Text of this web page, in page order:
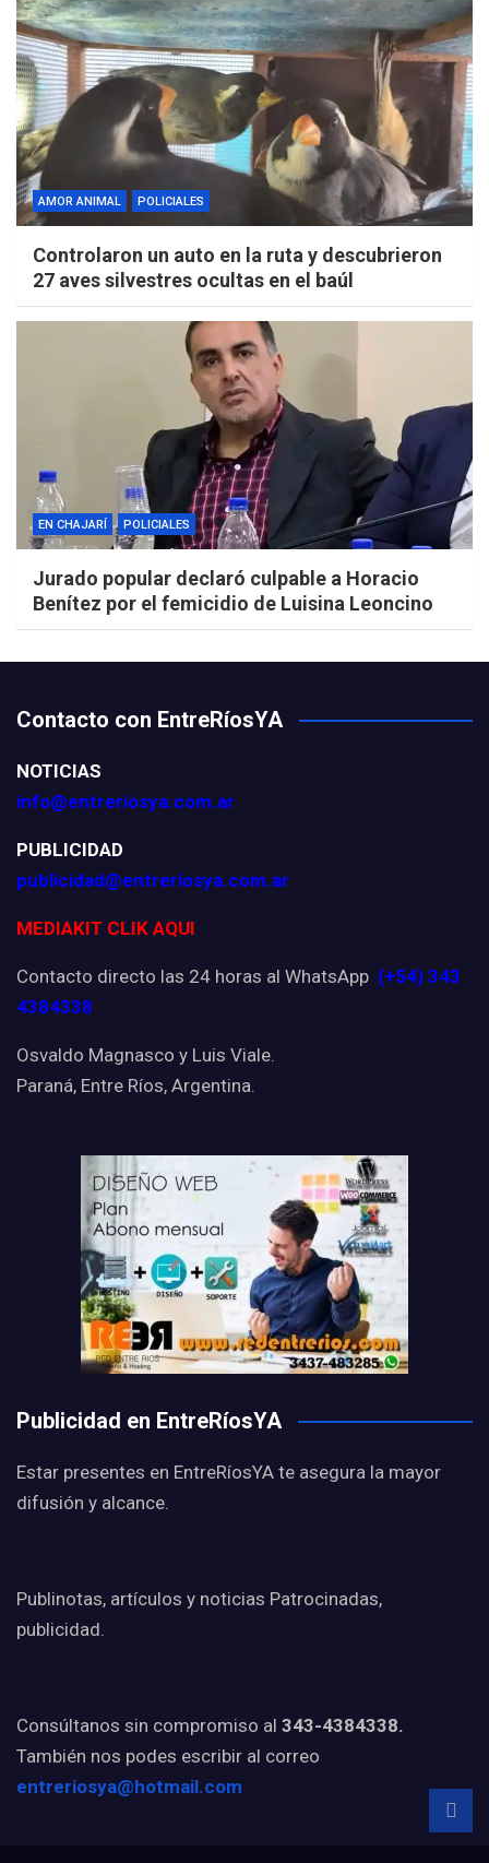
AMOR ANIMAL POLICIALES
Controlaron un auto en la ruta y descubrieron
27 aves silvestres ocultas en el baúl
EN CHAJARÍ POLICIALES
Jurado popular declaró culpable a Horacio
Benítez por el femicidio de Luisina Leoncino
Contacto con EntreRíosYA
NOTICIAS
info@entreriosya.com.ar
PUBLICIDAD
publicidad@entreriosya.com.ar
MEDIAKIT CLIK AQUI
Contacto directo las 24 horas al WhatsApp (+54) 343
4384338
Osvaldo Magnasco y Luis Viale.
Paraná, Entre Ríos, Argentina.
Publicidad en EntreRíosYA
Estar presentes en EntreRíosYA te asegura la mayor
difusión y alcance.
Publinotas, artículos y noticias Patrocinadas,
publicidad.
Consúltanos sin compromiso al 343-4384338.
También nos podes escribir al correo
entreriosya@hotmail.com